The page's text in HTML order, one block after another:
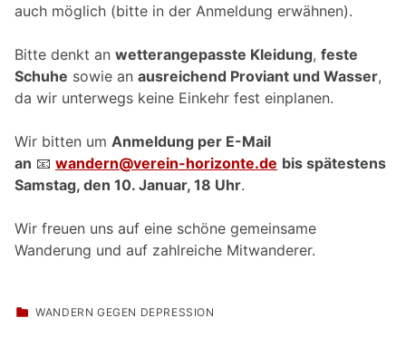
auch möglich (bitte in der Anmeldung erwähnen).
Bitte denkt an wetterangepasste Kleidung, feste
Schuhe sowie an ausreichend Proviant und Wasser,
da wir unterwegs keine Einkehr fest einplanen.
Wir bitten um Anmeldung per E-Mail
an 📧 wandern@verein-horizonte.de bis spätestens
Samstag, den 10. Januar, 18 Uhr.
Wir freuen uns auf eine schöne gemeinsame
Wanderung und auf zahlreiche Mitwanderer.
CATEGORIZED IN:
WANDERN GEGEN DEPRESSION